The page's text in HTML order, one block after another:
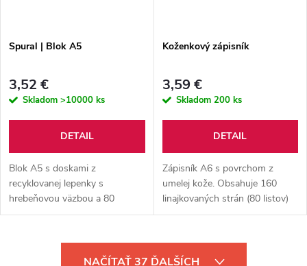
Spural | Blok A5
3,52 €
Skladom >10000 ks
DETAIL
Blok A5 s doskami z
recyklovanej lepenky s
hrebeňovou väzbou a 80
linajkovými listami.
Koženkový zápisník
3,59 €
Skladom 200 ks
DETAIL
Zápisník A6 s povrchom z
umelej kože. Obsahuje 160
linajkovaných strán (80 listov)
Ideálny na cestu do tašky.
NAČÍTAŤ 37 ĎALŠÍCH